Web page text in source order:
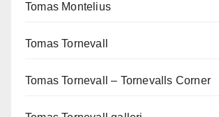
Tomas Montelius
Tomas Tornevall
Tomas Tornevall – Tornevalls Corner